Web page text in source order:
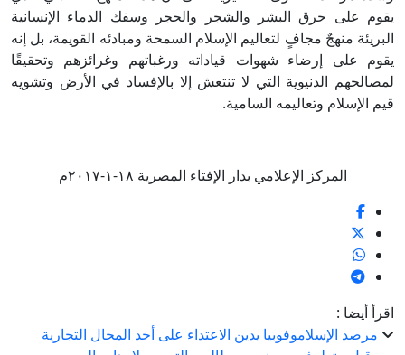
يقوم على حرق البشر والشجر والحجر وسفك الدماء الإنسانية
البريئة منهجٌ مجافٍ لتعاليم الإسلام السمحة ومبادئه القويمة، بل إنه
يقوم على إرضاء شهوات قياداته ورغباتهم وغرائزهم وتحقيقًا
لمصالحهم الدنيوية التي لا تنتعش إلا بالإفساد في الأرض وتشويه
قيم الإسلام وتعاليمه السامية.
المركز الإعلامي بدار الإفتاء المصرية ١٨-١-٢٠١٧م
اقرأ أيضا :
مرصد الإسلاموفوبيا يدين الاعتداء على أحد المحال التجارية